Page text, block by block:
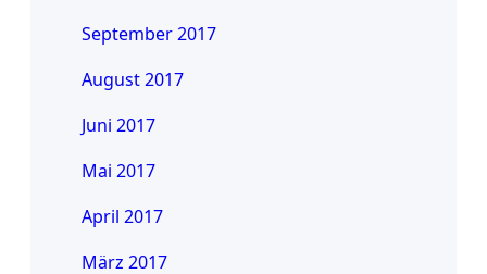
September 2017
August 2017
Juni 2017
Mai 2017
April 2017
März 2017